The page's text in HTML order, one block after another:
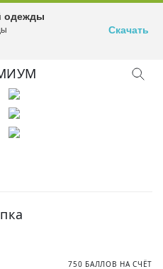
750 БАЛЛОВ НА СЧЁТ
одежды
Скачать